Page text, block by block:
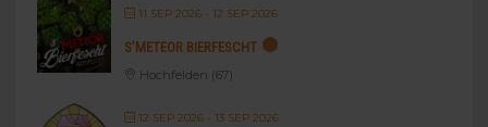
11 SEP 2026- 12 SEP 2026
S’METEOR BIERFESCHT
Hochfelden (67)
12 SEP 2026- 13 SEP 2026